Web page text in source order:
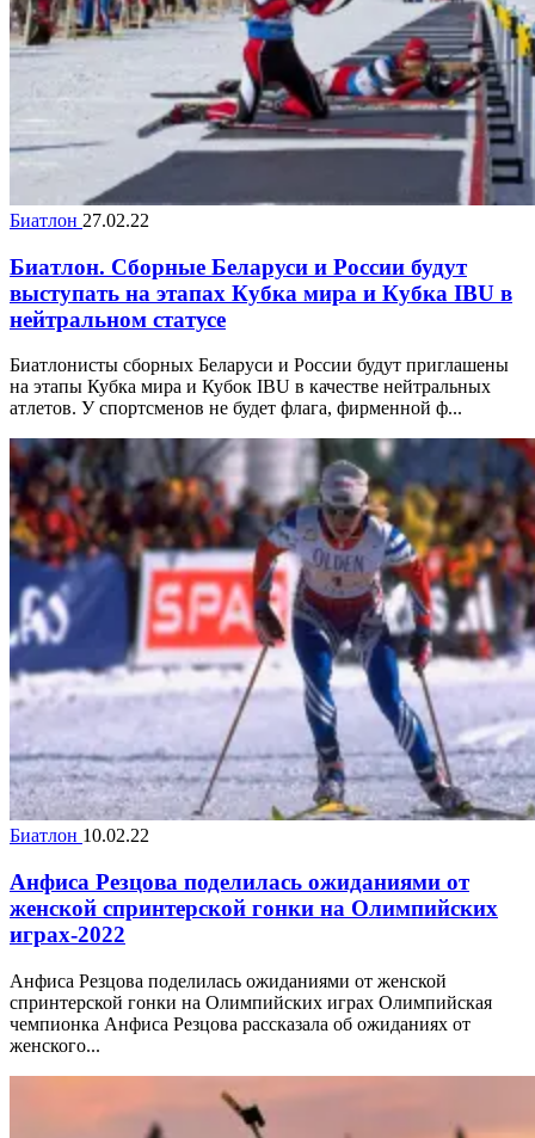
Биатлон 27.02.22
Биатлон. Сборные Беларуси и России будут
выступать на этапах Кубка мира и Кубка IBU в
нейтральном статусе
Биатлонисты сборных Беларуси и России будут приглашены
на этапы Кубка мира и Кубок IBU в качестве нейтральных
атлетов. У спортсменов не будет флага, фирменной ф...
Биатлон 10.02.22
Анфиса Резцова поделилась ожиданиями от
женской спринтерской гонки на Олимпийских
играх-2022
Анфиса Резцова поделилась ожиданиями от женской
спринтерской гонки на Олимпийских играх Олимпийская
чемпионка Анфиса Резцова рассказала об ожиданиях от
женского...